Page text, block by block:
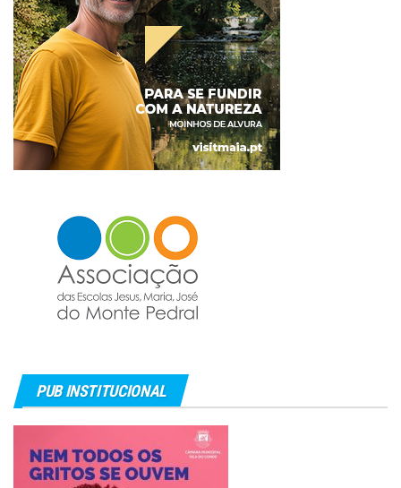
PUB INSTITUCIONAL